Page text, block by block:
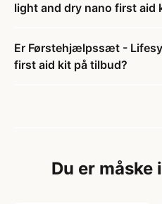
light and dry nano first aid
Er Førstehjælpssæt -
first aid kit på tilbud?
Du er måske